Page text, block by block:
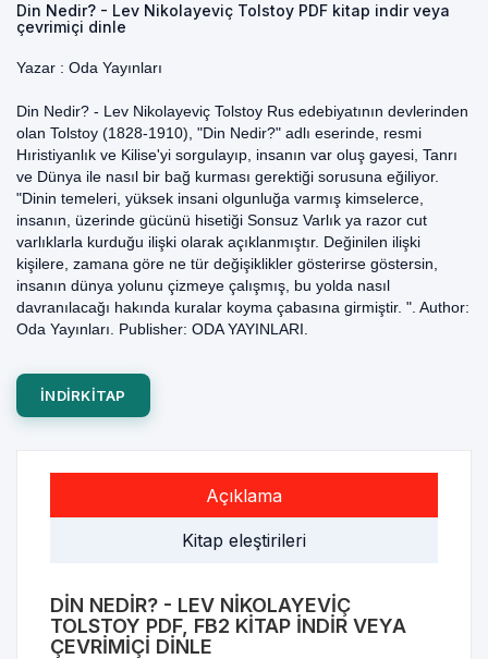
Din Nedir? - Lev Nikolayeviç Tolstoy PDF kitap indir veya
çevrimiçi dinle
Yazar : Oda Yayınları
Din Nedir? - Lev Nikolayeviç Tolstoy Rus edebiyatının devlerinden
olan Tolstoy (1828-1910), "Din Nedir?" adlı eserinde, resmi
Hıristiyanlık ve Kilise'yi sorgulayıp, insanın var oluş gayesi, Tanrı
ve Dünya ile nasıl bir bağ kurması gerektiği sorusuna eğiliyor.
"Dinin temeleri, yüksek insani olgunluğa varmış kimselerce,
insanın, üzerinde gücünü hisetiği Sonsuz Varlık ya razor cut
varlıklarla kurduğu ilişki olarak açıklanmıştır. Değinilen ilişki
kişilere, zamana göre ne tür değişiklikler gösterirse göstersin,
insanın dünya yolunu çizmeye çalışmış, bu yolda nasıl
davranılacağı hakında kuralar koyma çabasına girmiştir. ". Author:
Oda Yayınları. Publisher: ODA YAYINLARI.
INDIRKITAP
Açıklama
Kitap eleştirileri
DIN NEDIR? - LEV NIKOLAYEVIÇ
TOLSTOY PDF, FB2 KITAP INDIR VEYA
ÇEVRIMIÇI DINLE